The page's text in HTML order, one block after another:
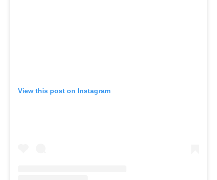
View this post on Instagram